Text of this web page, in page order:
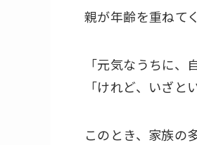
親が年齢を重ねて
「元気なうちに、
「けれど、いざと
このとき、家族の